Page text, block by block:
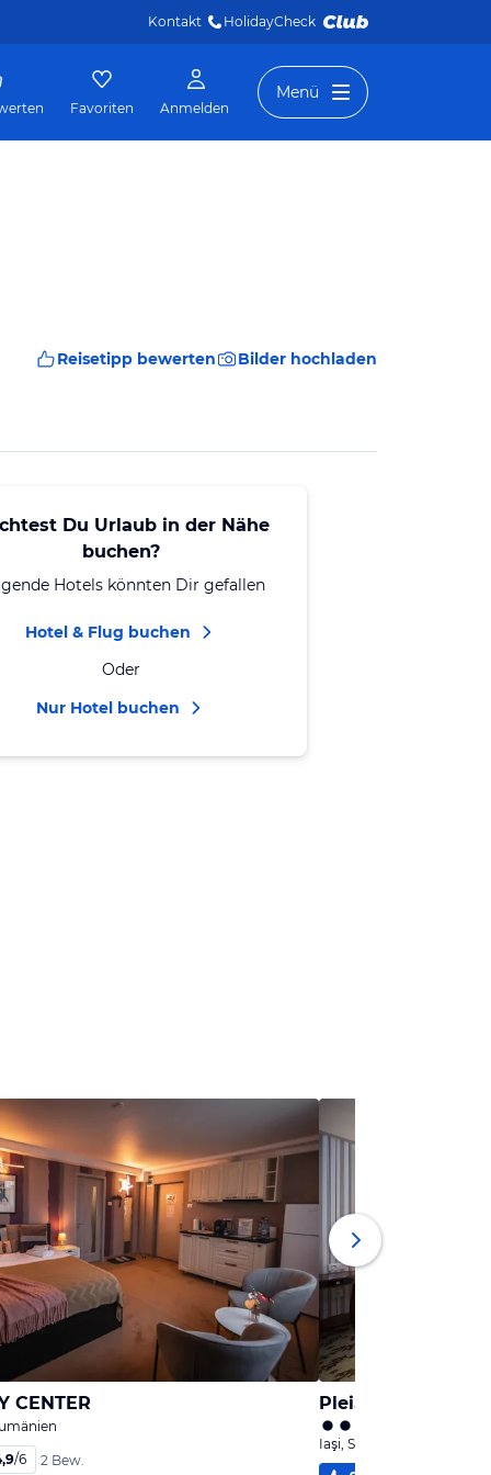
Kontakt HolidayCheck
Favoriten Anmelden
Menü
Reisetipp bewerten Bilder hochladen
Du Urlaub in der Nähe
buchen?
Hotels könnten Dir gefallen
Hotel & Flug buchen
Oder
Nur Hotel buchen
CENTER
/6 2 Bew.
Pleiada Boutique
Iaşi, Sonstiges Rumänien